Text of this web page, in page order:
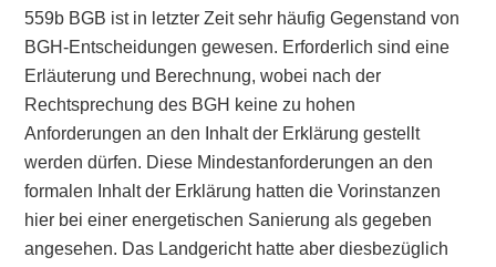
559b BGB ist in letzter Zeit sehr häufig Gegenstand von
BGH-Entscheidungen gewesen. Erforderlich sind eine
Erläuterung und Berechnung, wobei nach der
Rechtsprechung des BGH keine zu hohen
Anforderungen an den Inhalt der Erklärung gestellt
werden dürfen. Diese Mindestanforderungen an den
formalen Inhalt der Erklärung hatten die Vorinstanzen
hier bei einer energetischen Sanierung als gegeben
angesehen. Das Landgericht hatte aber diesbezüglich